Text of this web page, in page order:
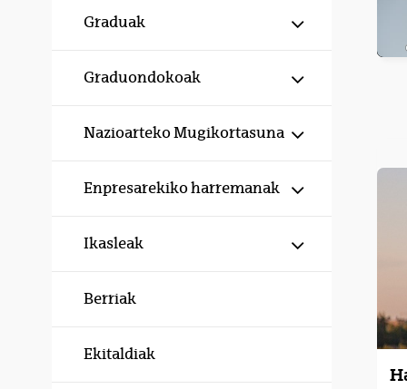
Graduak Erakutsi/
Graduondokoak Erakutsi/
Nazioarteko Mugikortasuna Erakutsi/
Enpresarekiko harremanak Erakutsi/
Ikasleak Erakutsi/
Berriak
Ekitaldiak